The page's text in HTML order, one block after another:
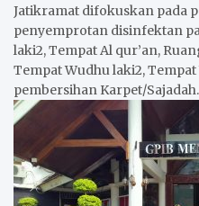
Jatikramat difokuskan pada
penyemprotan disinfektan
laki2, Tempat Al qur’an,
Tempat Wudhu laki2,
pembersihan Karpet/Sajadah.